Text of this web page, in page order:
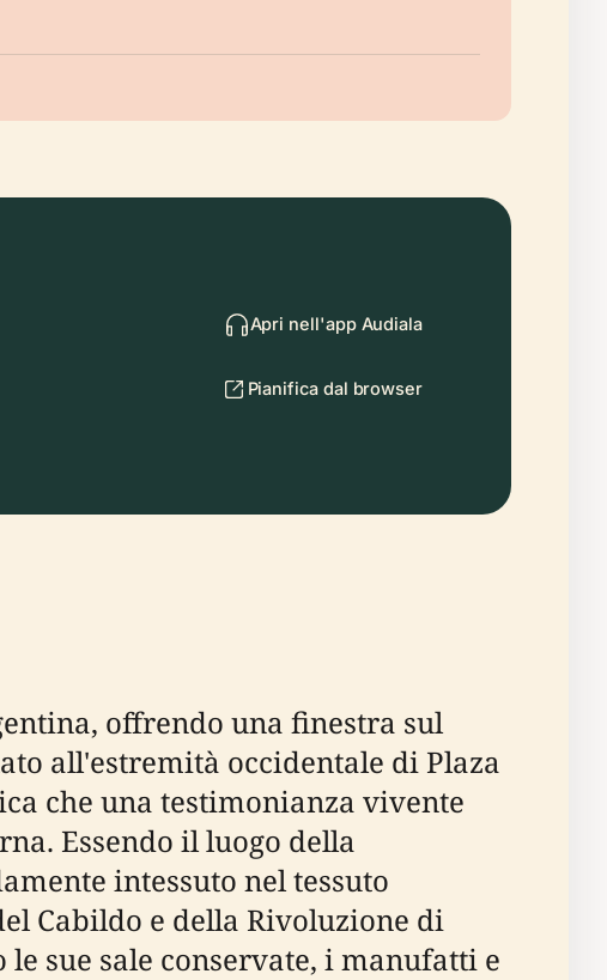
Apri nell'app Audiala
Pianifica dal browser
offrendo una finestra sul
all'estremità occidentale di Plaza
che una testimonianza vivente
Essendo il luogo della
intessuto nel tessuto
Cabildo e della Rivoluzione di
sue sale conservate, i manufatti e